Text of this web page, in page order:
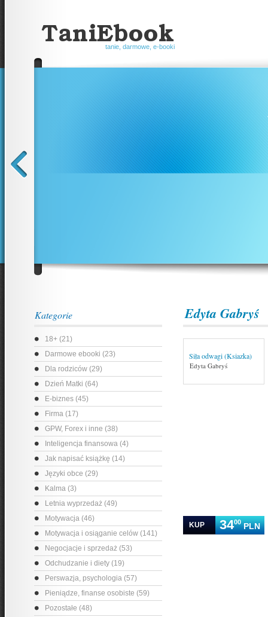
tanie, darmowe, e-booki
Kategorie
18+ (21)
Darmowe ebooki (23)
Dla rodziców (29)
Dzień Matki (64)
E-biznes (45)
Firma (17)
GPW, Forex i inne (38)
Inteligencja finansowa (4)
Jak napisać książkę (14)
Języki obce (29)
Kalma (3)
Letnia wyprzedaż (49)
Motywacja (46)
Motywacja i osiąganie celów (141)
Negocjacje i sprzedaż (53)
Odchudzanie i diety (19)
Perswazja, psychologia (57)
Pieniądze, finanse osobiste (59)
Pozostałe (48)
Edyta Gabryś
Siła odwagi (Ksiazka)
Edyta Gabryś
KUP 3400PLN